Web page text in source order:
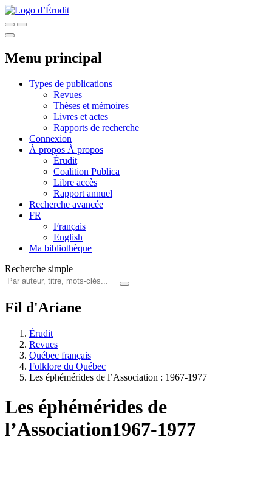
Menu principal
Types de publications
Revues
Thèses et mémoires
Livres et actes
Rapports de recherche
Connexion
À propos À propos
Érudit
Coalition Publica
Libre accès
Rapport annuel
Recherche avancée
FR
Français
English
Ma bibliothèque
Recherche simple
Fil d'Ariane
Érudit
Revues
Québec français
Folklore du Québec
Les éphémérides de l’Association : 1967-1977
Les éphémérides de
l’Association1967-1977